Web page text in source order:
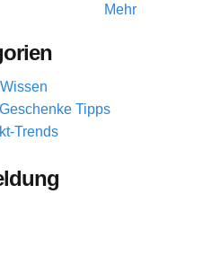
Mehr
Tipps
Trends